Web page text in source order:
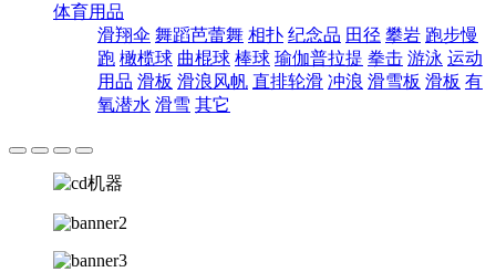
体育用品
滑翔伞 舞蹈芭蕾舞 相扑 纪念品 田径 攀岩 跑步慢
跑 橄榄球 曲棍球 棒球 瑜伽普拉提 拳击 游泳 运动
用品 滑板 滑浪风帆 直排轮滑 冲浪 滑雪板 滑板 有
氧潜水 滑雪 其它